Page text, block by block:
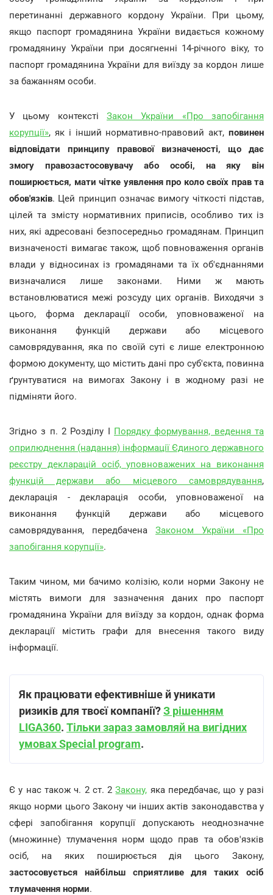
перетинанні державного кордону України. При цьому,
якщо паспорт громадянина України видається кожному
громадянину України при досягненні 14-річного віку, то
паспорт громадянина України для виїзду за кордон лише
за бажанням особи.
У цьому контексті Закон України «Про запобігання
корупції», як і інший нормативно-правовий акт, повинен
відповідати принципу правової визначеності, що дає
змогу правозастосовувачу або особі, на яку він
поширюється, мати чітке уявлення про коло своїх прав та
обов'язків. Цей принцип означає вимогу чіткості підстав,
цілей та змісту нормативних приписів, особливо тих із
них, які адресовані безпосередньо громадянам. Принцип
визначеності вимагає також, щоб повноваження органів
влади у відносинах із громадянами та їх об'єднаннями
визначалися лише законами. Ними ж мають
встановлюватися межі розсуду цих органів. Виходячи з
цього, форма декларації особи, уповноваженої на
виконання функцій держави або місцевого
самоврядування, яка по своїй суті є лише електронною
формою документу, що містить дані про суб'єкта, повинна
ґрунтуватися на вимогах Закону і в жодному разі не
підміняти його.
Згідно з п. 2 Розділу І Порядку формування, ведення та
оприлюднення (надання) інформації Єдиного державного
реєстру декларацій осіб, уповноважених на виконання
функцій держави або місцевого самоврядування,
декларація - декларація особи, уповноваженої на
виконання функцій держави або місцевого
самоврядування, передбачена Законом України «Про
запобігання корупції».
Таким чином, ми бачимо колізію, коли норми Закону не
містять вимоги для зазначення даних про паспорт
громадянина України для виїзду за кордон, однак форма
декларації містить графи для внесення такого виду
інформації.
Як працювати ефективніше й уникати
ризиків для твоєї компанії?З рішенням
LIGA360. Тільки зараз замовляй на вигідних
умовах Special program.
Є у нас також ч. 2 ст. 2Закону, яка передбачає, що у разі
якщо норми цього Закону чи інших актів законодавства у
сфері запобігання корупції допускають неоднозначне
(множинне) тлумачення норм щодо прав та обов'язків
осіб, на яких поширюється дія цього Закону,
застосовується найбільш сприятливе для таких осіб
тлумачення норми.